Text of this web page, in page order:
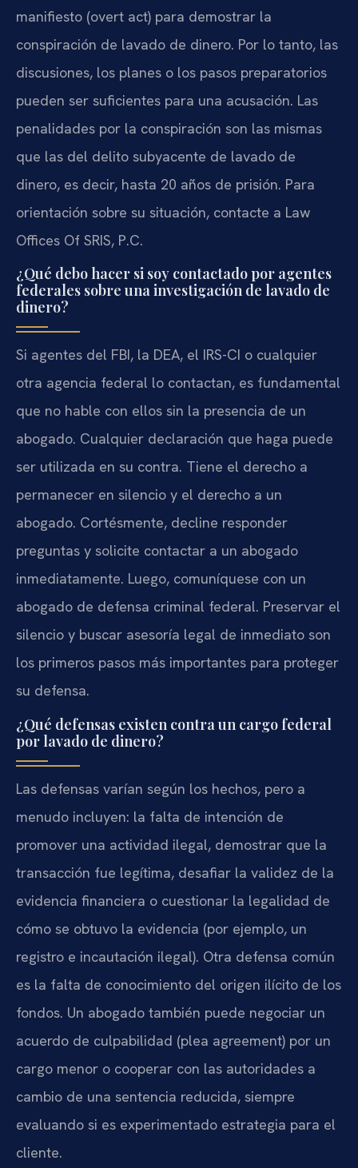
manifiesto (overt act) para demostrar la
conspiración de lavado de dinero. Por lo tanto, las
discusiones, los planes o los pasos preparatorios
pueden ser suficientes para una acusación. Las
penalidades por la conspiración son las mismas
que las del delito subyacente de lavado de
dinero, es decir, hasta 20 años de prisión. Para
orientación sobre su situación, contacte a Law
Offices Of SRIS, P.C.
¿Qué debo hacer si soy contactado por agentes
federales sobre una investigación de lavado de
dinero?
Si agentes del FBI, la DEA, el IRS-CI o cualquier
otra agencia federal lo contactan, es fundamental
que no hable con ellos sin la presencia de un
abogado. Cualquier declaración que haga puede
ser utilizada en su contra. Tiene el derecho a
permanecer en silencio y el derecho a un
abogado. Cortésmente, decline responder
preguntas y solicite contactar a un abogado
inmediatamente. Luego, comuníquese con un
abogado de defensa criminal federal. Preservar el
silencio y buscar asesoría legal de inmediato son
los primeros pasos más importantes para proteger
su defensa.
¿Qué defensas existen contra un cargo federal
por lavado de dinero?
Las defensas varían según los hechos, pero a
menudo incluyen: la falta de intención de
promover una actividad ilegal, demostrar que la
transacción fue legítima, desafiar la validez de la
evidencia financiera o cuestionar la legalidad de
cómo se obtuvo la evidencia (por ejemplo, un
registro e incautación ilegal). Otra defensa común
es la falta de conocimiento del origen ilícito de los
fondos. Un abogado también puede negociar un
acuerdo de culpabilidad (plea agreement) por un
cargo menor o cooperar con las autoridades a
cambio de una sentencia reducida, siempre
evaluando si es experimentado estrategia para el
cliente.